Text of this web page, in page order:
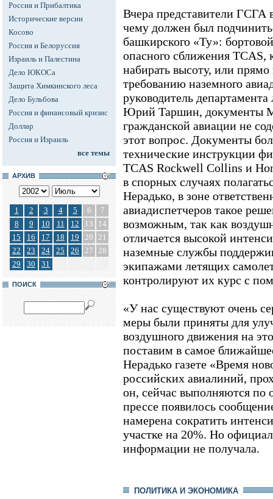
Россия и Прибалтика
Исторические версии
Косово
Россия и Белоруссия
Израиль и Палестина
Дело ЮКОСа
Защита Химкинского леса
Дело Бульбова
Россия и финансовый кризис
Доллар
Россия и Израиль
все темы
АРХИВ
1 2 3 4 5 6
7
8
9 10 11 12 13
14
15
16 17 18 19 20 21
22
23 24 25 26 27 28
29
30 31
ПОИСК
Вчера представители ГСГА
чему должен был
башкирского «Ту»:
опасного сближения TCAS,
набирать высоту, или
требованию наземного
руководитель
Юрий Таршин, документы
гражданской авиации не
этот вопрос. Документы
технические инструкции
TCAS Rockwell Collins и
в спорных случаях
Нерадько, в зоне
авиадиспетчеров такое
возможным, так как
отличается высокой
наземные службы
экипажами летящих
контролируют их курс с
«У нас существуют очень
меры были приняты для
воздушного движения на
поставим в самое
Нерадько газете «Время
российских авиалиний,
он, сейчас выполняются
прессе появилось
намерена сократить
участке на 20%. Но
информации не получала.
ПОЛИТИКА И ЭКОНОМИКА